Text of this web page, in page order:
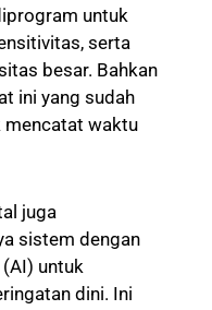
untuk
serta
besar. Bahkan
ini yang sudah
mencatat waktu
juga
sistem dengan
untuk
dini. Ini